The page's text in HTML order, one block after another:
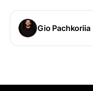
Gio Pachkoriia